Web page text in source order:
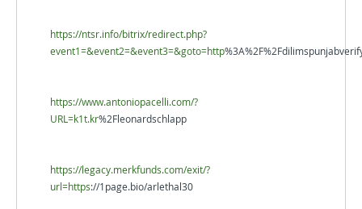
https://ntsr.info/bitrix/redirect.php?
event1=&event2=&event3=&goto=http
https://www.antoniopacelli.com/?
URL=k1t.kr%2Fleonardschlapp
https://legacy.merkfunds.com/exit/?
url=https://1page.bio/arlethal30